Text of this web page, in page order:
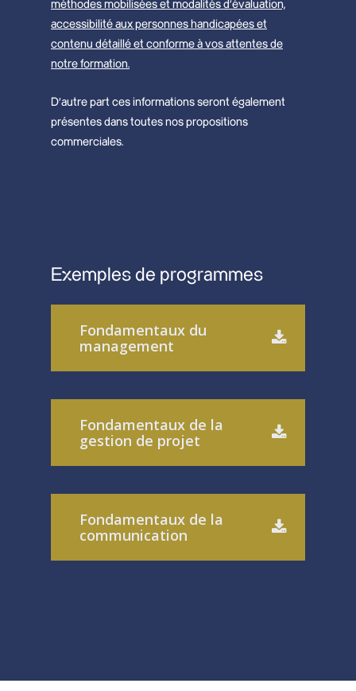
méthodes mobilisées et modalités d’évaluation,
accessibilité aux personnes handicapées et
contenu détaillé et conforme à vos attentes de
notre formation.
D’autre part ces informations seront également
présentes dans toutes nos propositions
commerciales.
Exemples de programmes
Fondamentaux du
management
Fondamentaux de la
gestion de projet
Fondamentaux de la
communication